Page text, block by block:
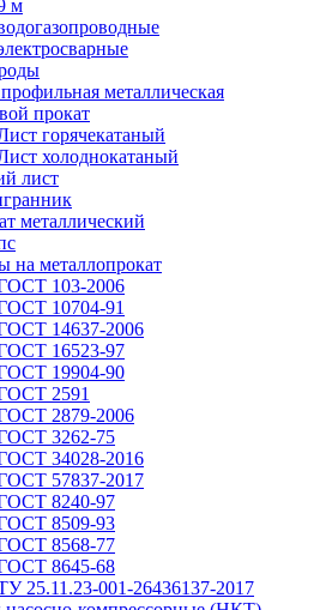
м
металлическая
прокат
горячекатаный
холоднокатаный
лист
металлический
на металлопрокат
103-2006
10704-91
14637-2006
16523-97
19904-90
2591
2879-2006
3262-75
34028-2016
57837-2017
8240-97
8509-93
8568-77
8645-68
25.11.23-001-26436137-2017